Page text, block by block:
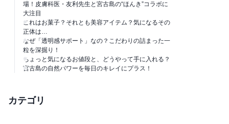
場！皮膚科医・友利先生と宮古島の“ほんき”コラボに
大注目
これはお菓子？それとも美容アイテム？気になるその
正体は…
なぜ「透明感サポート」なの？こだわりの詰まった一
粒を深掘り！
ちょっと気になるお値段と、どうやって手に入れる？
宮古島の自然パワーを毎日のキレイにプラス！
カテゴリ